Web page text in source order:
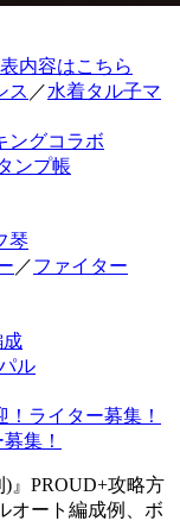
内容はこちら
ス ／水着タル子マ
ングコラボ
ンプ帳
琴
／ファイター
成
ル
ライター募集！
集！
』PROUD+攻略方
オート編成例、ボ